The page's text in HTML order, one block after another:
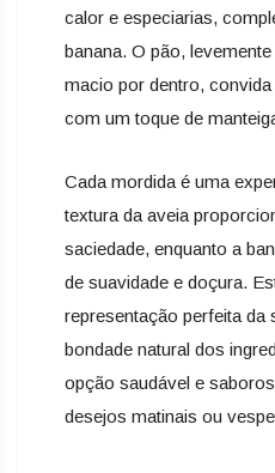
calor e especiarias,
banana. O pão,
macio por dentro,
com um toque de
Cada mordida é uma
textura da aveia
saciedade, enquanto a
de suavidade e doçura.
representação perfeita da
bondade natural dos
opção saudável e
desejos matinais ou